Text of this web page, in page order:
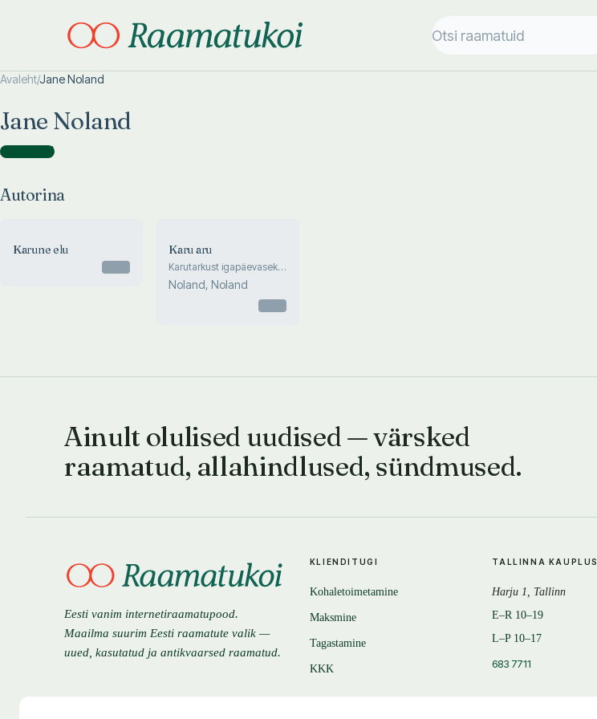
Avaleht/Jane Noland
Jane Noland
Autorina )
Autorina
Karune elu Karu aru
Karutarkust igapäevaseks
kasutamiseks
Noland, Noland
Ainult olulised uudised — värsked
raamatud, allahindlused, sündmused.
Eesti vanim internetiraamatupood.
Maailma suurim Eesti raamatute valik —
uued, kasutatud ja antikvaarsed raamatud.
KLIENDITUGI
Kohaletoimetamine
Maksmine
Tagastamine
KKK
TALLINNA KAUPLUS
Harju 1, Tallinn
E–R 10–19
L–P 10–17
683 7711